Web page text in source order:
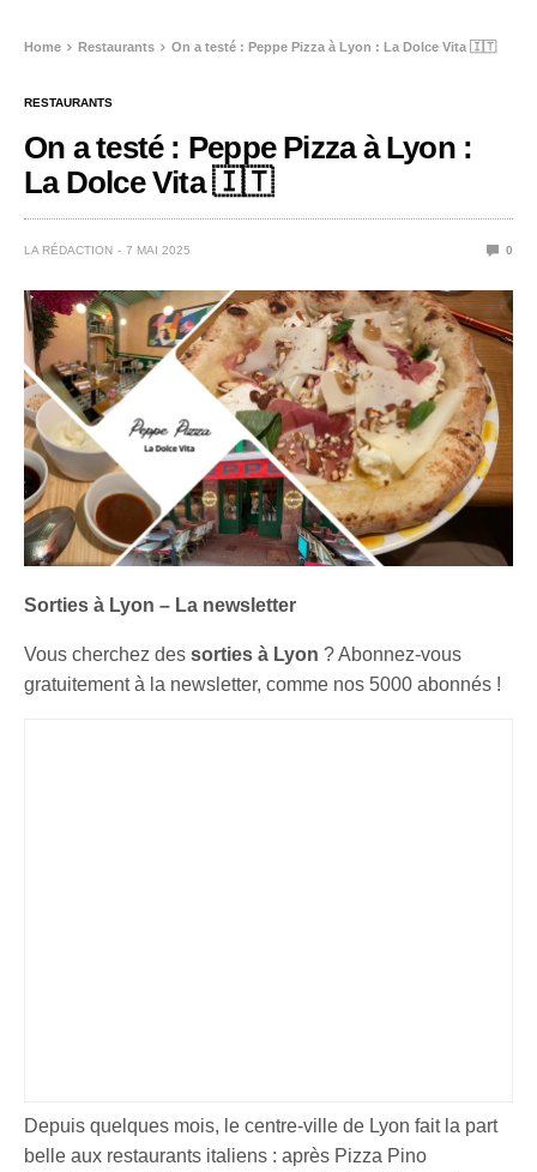
Home Restaurants On a testé : Peppe Pizza à Lyon : La Dolce Vita 🇮🇹
RESTAURANTS
On a testé : Peppe Pizza à Lyon :
La Dolce Vita 🇮🇹
LA RÉDACTION 7 MAI 2025 0
Sorties à Lyon – La newsletter
Vous cherchez dessorties à Lyon ? Abonnez-vous
gratuitement à la newsletter, comme nos 5000 abonnés !
Depuis quelques mois, le centre-ville de Lyon fait la part
belle aux restaurants italiens : après Pizza Pino